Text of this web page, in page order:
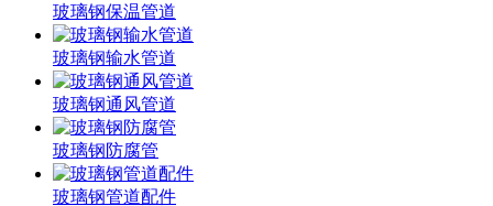
玻璃钢保温管道
玻璃钢输水管道
玻璃钢通风管道
玻璃钢防腐管
玻璃钢管道配件